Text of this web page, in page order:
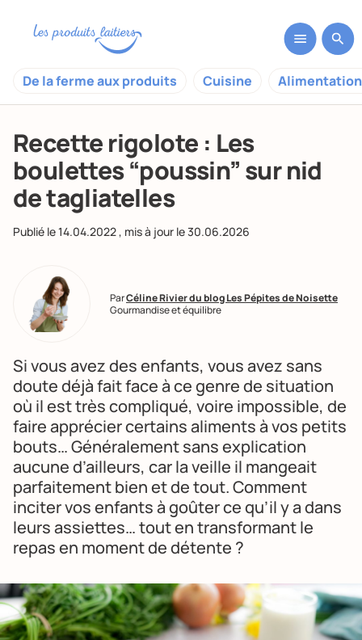
De la ferme aux produits Cuisine
Recette rigolote : Les
boulettes “poussin” sur nid
de tagliatelles
Publié le14.04.2022, mis à jour le30.06.2026
ParCéline Rivier du blog Les Pépites de Noisette
Gourmandise et équilibre
Si vous avez des enfants, vous avez sans
doute déjà fait face à ce genre de situation
où il est très compliqué, voire impossible, de
faire apprécier certains aliments à vos petits
bouts… Généralement sans explication
aucune d’ailleurs, car la veille il mangeait
parfaitement bien et de tout. Comment
inciter vos enfants à goûter ce qu’il y a dans
leurs assiettes… tout en transformant le
repas en moment de détente ?